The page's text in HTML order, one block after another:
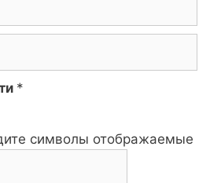
*
символы отображаемые